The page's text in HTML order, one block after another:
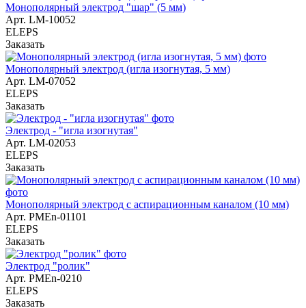
Монополярный электрод "шар" (5 мм)
Арт. LM-10052
ELEPS
Заказать
Монополярный электрод (игла изогнутая, 5 мм)
Арт. LM-07052
ELEPS
Заказать
Электрод - "игла изогнутая"
Арт. LM-02053
ELEPS
Заказать
Монополярный электрод с аспирационным каналом (10 мм)
Арт. РМЕn-01101
ELEPS
Заказать
Электрод "ролик"
Арт. РМЕn-0210
ELEPS
Заказать